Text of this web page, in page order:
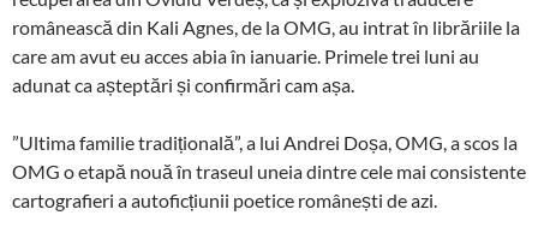
românească din Kali Agnes, de la OMG, au intrat în librăriile la
care am avut eu acces abia în ianuarie. Primele trei luni au
adunat ca așteptări și confirmări cam așa.
”Ultima familie tradițională”, a lui Andrei Doșa, OMG, a scos la
OMG o etapă nouă în traseul uneia dintre cele mai consistente
cartografieri a autoficțiunii poetice românești de azi.